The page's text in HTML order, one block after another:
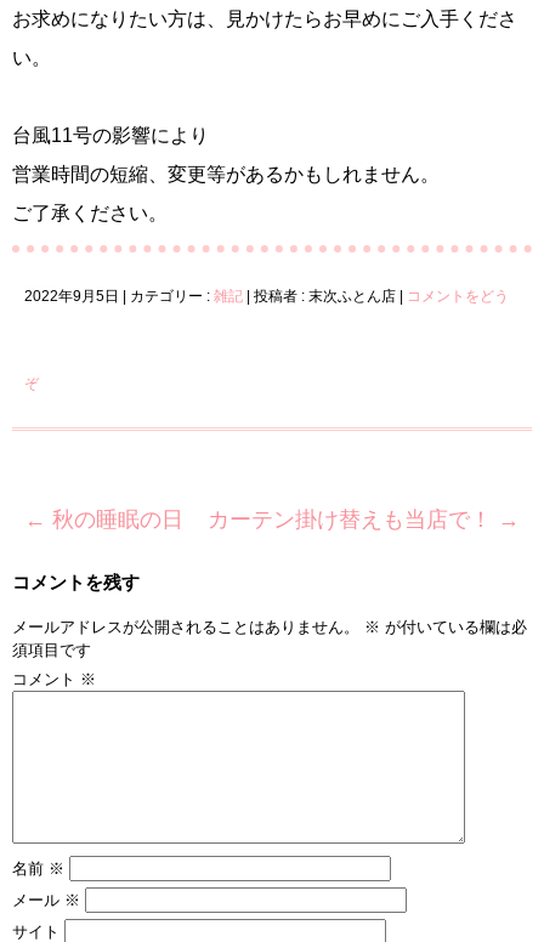
お求めになりたい方は、見かけたらお早めにご入手くださ
い。
台風11号の影響により
営業時間の短縮、変更等があるかもしれません。
ご了承ください。
2022年9月5日 カテゴリー : 雑記 投稿者 : 末次ふとん店 コメントをどう
ぞ
← 秋の睡眠の日 カーテン掛け替えも当店で！ →
コメントを残す
メールアドレスが公開されることはありません。 ※ が付いている欄は必
須項目です
コメント ※
名前 ※
メール ※
サイト